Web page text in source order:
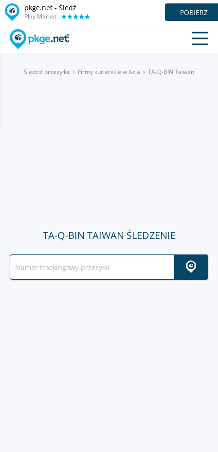
pkge.net - Śledź
Play Market: POBIERZ
Śledzić przesyłkę Firmy kurierskie w Azja TA-Q-BIN Taiwan
TA-Q-BIN TAIWAN ŚLEDZENIE